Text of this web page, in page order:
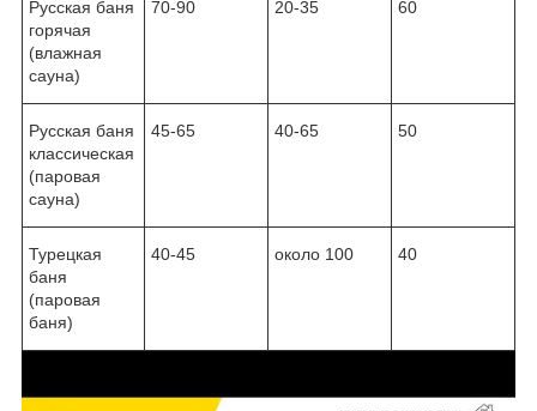
Русская баня
горячая
(влажная
сауна)
70-90 20-35 60
Русская баня
классическая
(паровая
сауна)
45-65 40-65 50
Турецкая
баня
(паровая
баня)
40-45 около 100 40